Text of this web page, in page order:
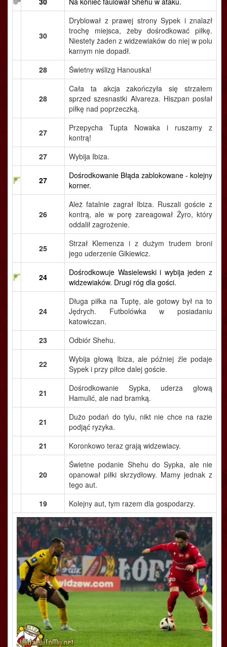
30
Dryblował z prawej strony Sypek i znalazł
trochę miejsca, żeby dośrodkować piłkę.
Niestety żaden z widzewiaków do niej w polu
karnym nie dopadł.
28
Świetny wślizg Hanouska!
28
Cała ta akcja zakończyła się strzałem
sprzed szesnastki Alvareza. Hiszpan posłał
piłkę nad poprzeczką.
27
Przepycha Tupta Nowaka i ruszamy z
kontrą!
27
Wybija Ibiza.
27
Dośrodkowanie Błąda zablokowane - kolejny
korner.
26
Ależ fatalnie zagrał Ibiza. Ruszali goście z
kontrą, ale w porę zareagował Żyro, który
oddalił zagrożenie.
25
Strzał Klemenza i z dużym trudem broni
jego uderzenie Gikiewicz.
24
Dośrodkowuje Wasielewski i wybija jeden z
widzewiaków. Drugi róg dla gości.
24
Długa piłka na Tuptę, ale gotowy był na to
Jędrych. Futbolówka w posiadaniu
katowiczan.
23
Odbiór Shehu.
22
Wybija głową Ibiza, ale później źle podaje
Sypek i przy piłce dalej goście.
21
Dośrodkowanie Sypka, uderza głową
Hamulić, ale nad bramką.
21
Dużo podań do tylu, nikt nie chce na razie
podjąć ryzyka.
21
Koronkowo teraz grają widzewiacy.
20
Świetne podanie Shehu do Sypka, ale nie
opanował piłki skrzydłowy. Mamy jednak z
tego aut.
19
Kolejny aut, tym razem dla gospodarzy.